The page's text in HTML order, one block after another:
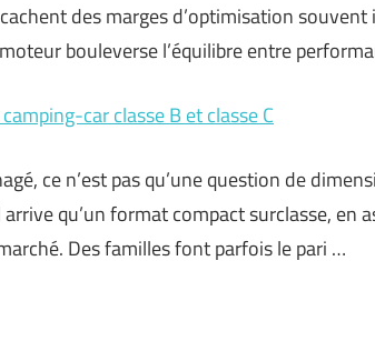
des marges d’optimisation
bouleverse l’équilibre entre
car classe B et classe C
ce n’est pas qu’une question de
qu’un format compact surclasse, en
Des familles font parfois le pari …